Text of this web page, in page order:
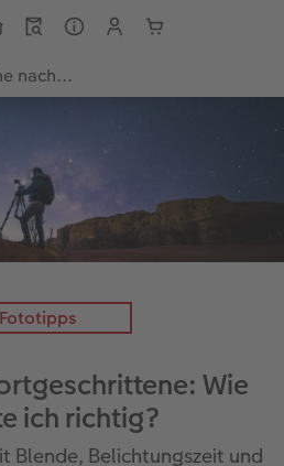
gestalten
Konfirmation
Case
Case
gestalten
Fototipps
Wie
ich richtig?
Blende, Belichtungszeit und